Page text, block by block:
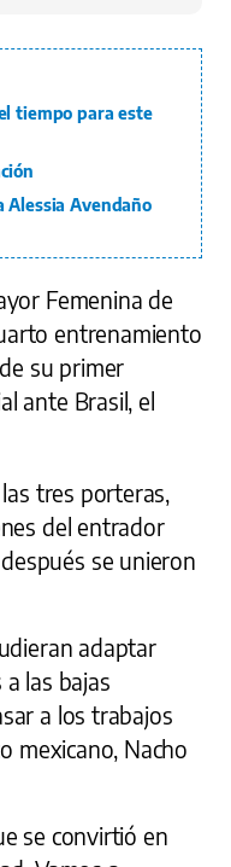
tiempo para este
Alessia Avendaño
Femenina de
entrenamiento
su primer
ante Brasil, el
tres porteras,
del entrador
se unieron
adaptar
las bajas
a los trabajos
mexicano, Nacho
se convirtió en